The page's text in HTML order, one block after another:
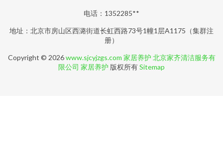
电话：1352285**
地址：北京市房山区西潞街道长虹西路73号1幢1层A1175（集群注
册）
Copyright © 2026www.sjcyjzgs.com 家居养护 北京家齐清洁服务有
限公司 家居养护 版权所有Sitemap